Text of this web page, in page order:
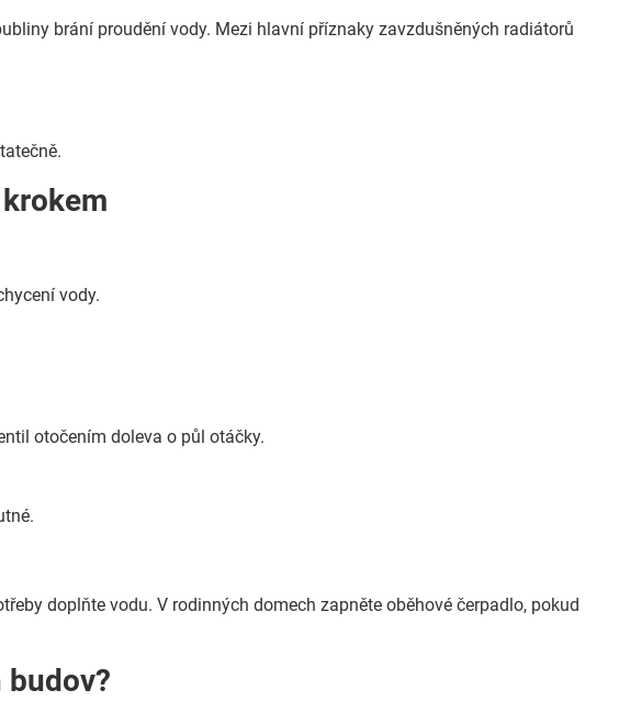
brání proudění vody. Mezi hlavní příznaky zavzdušněných radiátorů
vody.
otočením doleva o půl otáčky.
doplňte vodu. V rodinných domech zapněte oběhové čerpadlo, pokud